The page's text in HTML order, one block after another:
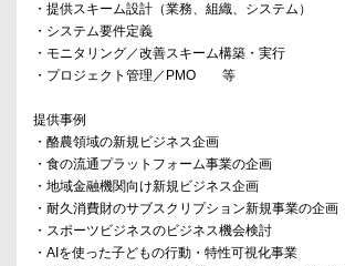
・提供スキーム設計（業務、組織、システム）
・システム要件定義
・モニタリング／改善スキーム構築・実行
・プロジェクト管理／PMO 等
提供事例
・酪農領域の新規ビジネス企画
・食の流通プラットフォーム事業の企画
・地域金融機関向け新規ビジネス企画
・耐久消費財のサブスクリプション新規事業の企画
・スポーツビジネスのビジネス機会検討
・AIを使った子どもの行動・特性可視化事業